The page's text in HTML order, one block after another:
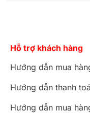
Hỗ trợ khách hàng
Hướng dẫn mua
Hướng dẫn thanh
Hướng dẫn mua